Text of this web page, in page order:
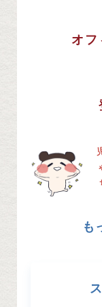
オフ
も